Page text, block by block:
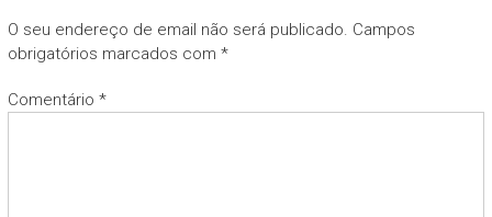
O seu endereço de email não será publicado. Campos
obrigatórios marcados com *
Comentário *